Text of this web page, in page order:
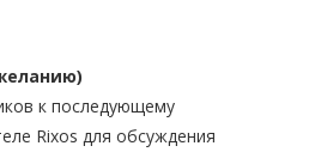
к последующему
Rixos для обсуждения